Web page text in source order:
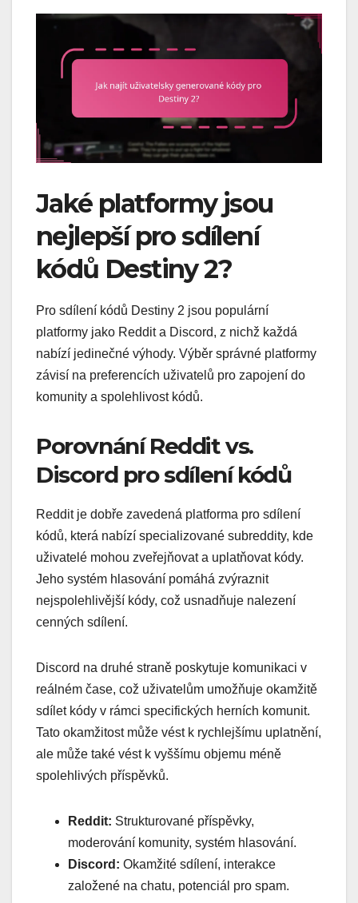
Jaké platformy jsou
nejlepší pro sdílení
kódů Destiny 2?
Pro sdílení kódů Destiny 2 jsou populární
platformy jako Reddit a Discord, z nichž každá
nabízí jedinečné výhody. Výběr správné platformy
závisí na preferencích uživatelů pro zapojení do
komunity a spolehlivost kódů.
Porovnání Reddit vs.
Discord pro sdílení kódů
Reddit je dobře zavedená platforma pro sdílení
kódů, která nabízí specializované subreddity, kde
uživatelé mohou zveřejňovat a uplatňovat kódy.
Jeho systém hlasování pomáhá zvýraznit
nejspolehlivější kódy, což usnadňuje nalezení
cenných sdílení.
Discord na druhé straně poskytuje komunikaci v
reálném čase, což uživatelům umožňuje okamžitě
sdílet kódy v rámci specifických herních komunit.
Tato okamžitost může vést k rychlejšímu uplatnění,
ale může také vést k vyššímu objemu méně
spolehlivých příspěvků.
Reddit: Strukturované příspěvky,
moderování komunity, systém hlasování.
Discord: Okamžité sdílení, interakce
založené na chatu, potenciál pro spam.